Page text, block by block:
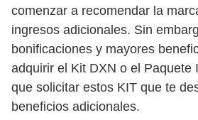
comenzar a recomendar la
ingresos adicionales. Sin
bonificaciones y mayores
adquirir el Kit DXN o el Paquete
que solicitar estos KIT que te
beneficios adicionales.